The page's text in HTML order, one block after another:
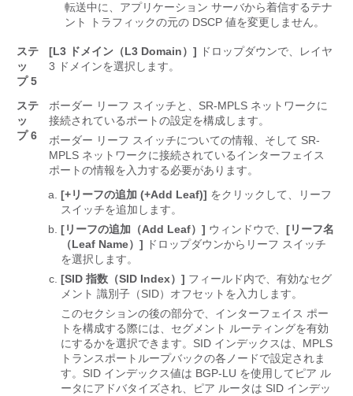
転送中に、アプリケーション サーバから着信するテナ
ント トラフィックの元の DSCP 値を変更しません。
ステ
ッ
プ 5
[L3 ドメイン（L3 Domain）] ドロップダウンで、レイヤ
3 ドメインを選択します。
ステ
ッ
プ 6
ボーダー リーフ スイッチと、SR-MPLS ネットワークに
接続されているポートの設定を構成します。
ボーダー リーフ スイッチについての情報、そして SR-
MPLS ネットワークに接続されているインターフェイス
ポートの情報を入力する必要があります。
[+リーフの追加 (+Add Leaf)] をクリックして、リーフ
スイッチを追加します。
[リーフの追加（Add Leaf）] ウィンドウで、 [リーフ名
（Leaf Name）] ドロップダウンからリーフ スイッチ
を選択します。
[SID 指数（SID Index）] フィールド内で、有効なセグ
メント 識別子（SID）オフセットを入力します。
このセクションの後の部分で、インターフェイス ポー
トを構成する際には、セグメント ルーティングを有効
にするかを選択できます。SID インデックスは、MPLS
トランスポートループバックの各ノードで設定されま
す。SID インデックス値は BGP-LU を使用してピア ル
ータにアドバタイズされ、ピア ルータは SID インデッ